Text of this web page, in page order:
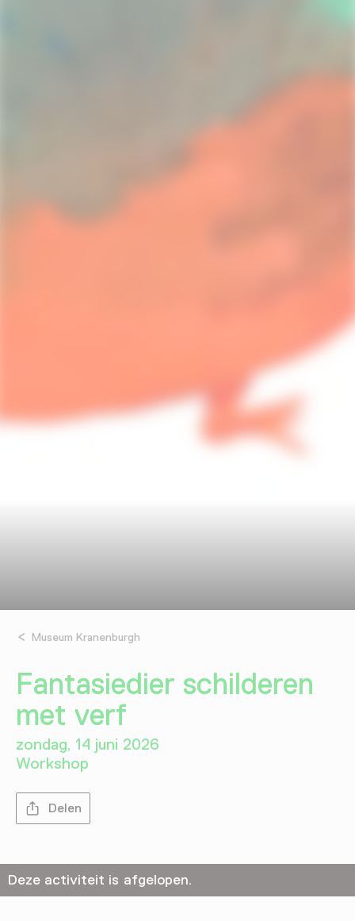
Museum Kranenburgh
Fantasiedier schilderen
met verf
zondag, 14 juni 2026
Workshop
Delen
Deze activiteit is afgelopen.